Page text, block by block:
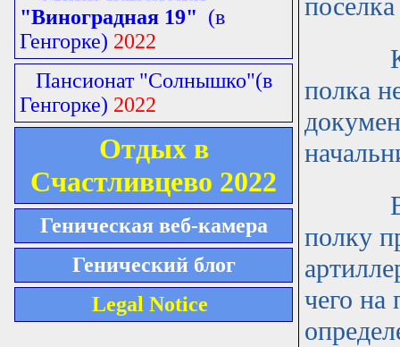
"Виноградная 19" (в
Генгорке) 2022
Пансионат "Солнышко"(в
Генгорке) 2022
Отдых в
Счастливцево 2022
Геническая веб-камера
Генический блог
Legal Notice
Кто
полка
В
полку
чего на